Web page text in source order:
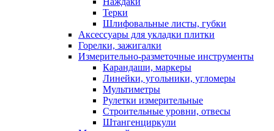
Терки
Шлифовальные листы, губки
Аксессуары для укладки плитки
Горелки, зажигалки
Измерительно-разметочные инструменты
Карандаши, маркеры
Линейки, угольники, угломеры
Мультиметры
Рулетки измерительные
Строительные уровни, отвесы
Штангенциркули